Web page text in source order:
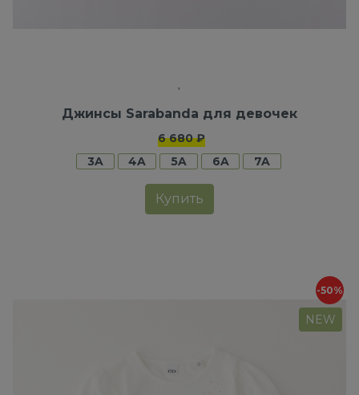
Джинсы Sarabanda для девочек
6 680 ₽
3A
4A 5A 6A 7A
Купить
-50%
NEW